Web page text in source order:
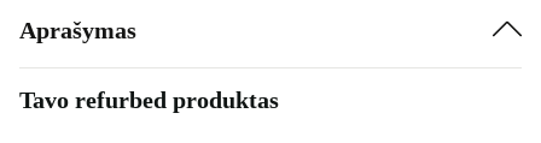
Aprašymas
Tavo refurbed produktas